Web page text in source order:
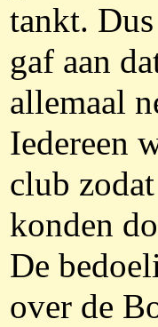
tankt.
gaf aan
allemaal
Iedereen
club
konden
De
over de